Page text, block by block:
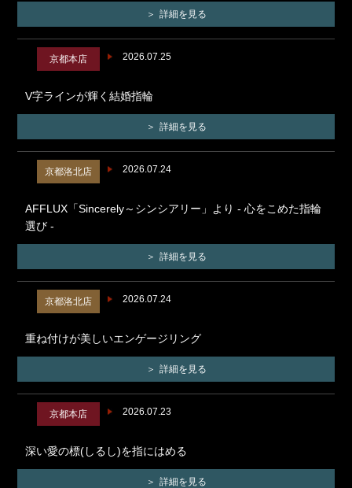
詳細を見る
2026.07.25
京都本店
V字ラインが輝く結婚指輪
詳細を見る
2026.07.24
京都洛北店
AFFLUX「Sincerely～シンシアリー」より - 心をこめた指輪
選び -
詳細を見る
2026.07.24
京都洛北店
重ね付けが美しいエンゲージリング
詳細を見る
2026.07.23
京都本店
深い愛の標(しるし)を指にはめる
詳細を見る